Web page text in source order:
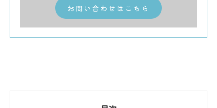
お問い合わせはこちら